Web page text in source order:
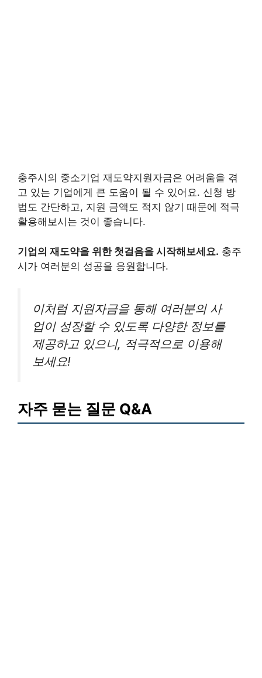
충주시의 중소기업 재도약지원자금은 어려움을 겪
고 있는 기업에게 큰 도움이 될 수 있어요. 신청 방
법도 간단하고, 지원 금액도 적지 않기 때문에 적극
활용해보시는 것이 좋습니다.
기업의 재도약을 위한 첫걸음을 시작해보세요. 충주
시가 여러분의 성공을 응원합니다.
이처럼 지원자금을 통해 여러분의 사
업이 성장할 수 있도록 다양한 정보를
제공하고 있으니, 적극적으로 이용해
보세요!
자주 묻는 질문 Q&A